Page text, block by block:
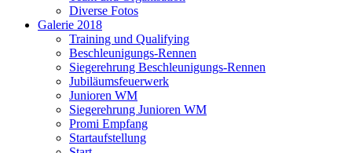
Diverse Fotos
Galerie 2018
Training und Qualifying
Beschleunigungs-Rennen
Siegerehrung Beschleunigungs-Rennen
Jubiläumsfeuerwerk
Junioren WM
Siegerehrung Junioren WM
Promi Empfang
Startaufstellung